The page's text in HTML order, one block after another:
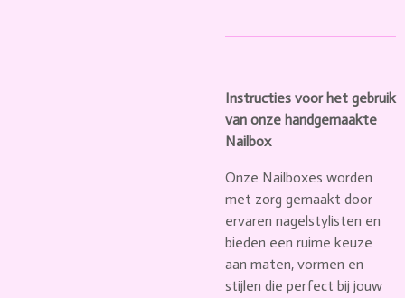
Instructies voor het gebruik
van onze handgemaakte
Nailbox
Onze Nailboxes worden
met zorg gemaakt door
ervaren nagelstylisten en
bieden een ruime keuze
aan maten, vormen en
stijlen die perfect bij jouw